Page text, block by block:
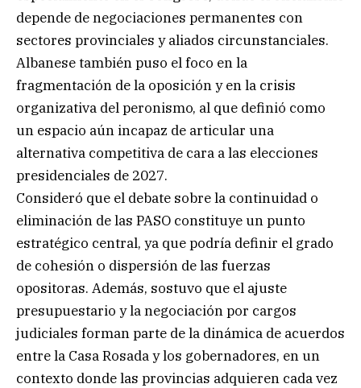
depende de negociaciones permanentes con
sectores provinciales y aliados circunstanciales.
Albanese también puso el foco en la
fragmentación de la oposición y en la crisis
organizativa del peronismo, al que definió como
un espacio aún incapaz de articular una
alternativa competitiva de cara a las elecciones
presidenciales de 2027.
Consideró que el debate sobre la continuidad o
eliminación de las PASO constituye un punto
estratégico central, ya que podría definir el grado
de cohesión o dispersión de las fuerzas
opositoras. Además, sostuvo que el ajuste
presupuestario y la negociación por cargos
judiciales forman parte de la dinámica de acuerdos
entre la Casa Rosada y los gobernadores, en un
contexto donde las provincias adquieren cada vez